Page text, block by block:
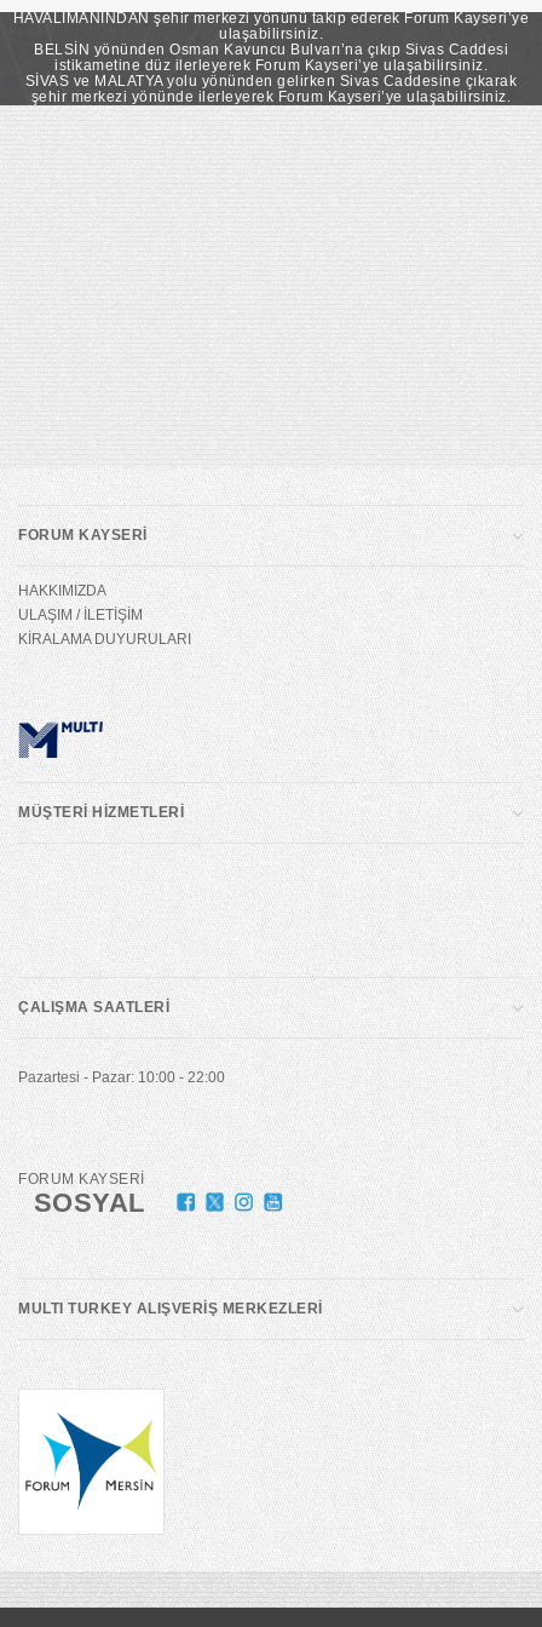
HAVALİMANINDAN şehir merkezi yönünü takip ederek Forum Kayseri’ye
ulaşabilirsiniz.
BELSİN yönünden Osman Kavuncu Bulvarı’na çıkıp Sivas Caddesi
istikametine düz ilerleyerek Forum Kayseri’ye ulaşabilirsiniz.
SİVAS ve MALATYA yolu yönünden gelirken Sivas Caddesine çıkarak
şehir merkezi yönünde ilerleyerek Forum Kayseri’ye ulaşabilirsiniz.
FORUM KAYSERİ
HAKKIMIZDA
ULAŞIM / İLETİŞİM
KİRALAMA DUYURULARI
MÜŞTERİ HİZMETLERİ
ÇALIŞMA SAATLERİ
Pazartesi - Pazar: 10:00 - 22:00
FORUM KAYSERİ
SOSYAL
MULTI TURKEY ALIŞVERİŞ MERKEZLERİ